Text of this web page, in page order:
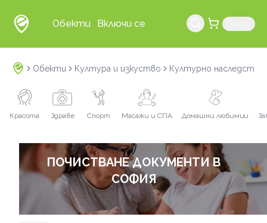
Обекти Включи се
Обекти Култура и изкуство Културно наследство
Красота Здраве Спорт Масажи и СПА Домашни любимци
ПОЧИСТВАНЕ ДОКУМЕНТИ В
СОФИЯ